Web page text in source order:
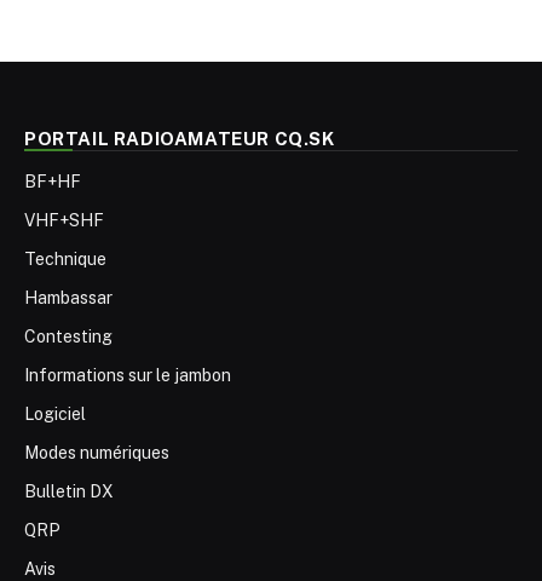
PORTAIL RADIOAMATEUR CQ.SK
BF+HF
VHF+SHF
Technique
Hambassar
Contesting
Informations sur le jambon
Logiciel
Modes numériques
Bulletin DX
QRP
Avis